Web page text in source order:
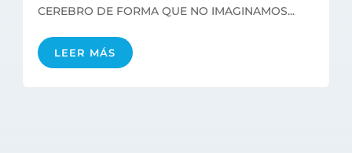
CEREBRO DE FORMA QUE NO IMAGINAMOS...
LEER MÁS